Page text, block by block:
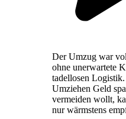
Der Umzug war
ohne unerwartete
tadellosen
Umziehen Geld
vermeiden wollt,
nur wärmstens